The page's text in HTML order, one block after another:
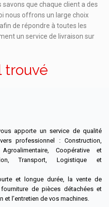
savons que chaque client a des
nous offrons un large choix
de répondre à toutes les
un service de livraison sur
trouvé
apporte un service de qualité
professionnel : Construction,
Coopérative et
Transport, Logistique et
et longue durée, la vente de
de pièces détachées et
et l’entretien de vos machines.